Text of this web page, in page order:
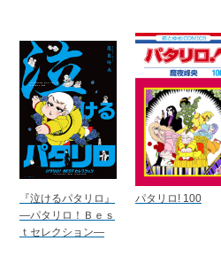
『泣けるパタリロ』
―パタリロ！Ｂｅｓ
ｔセレクション―
パタリロ! 100